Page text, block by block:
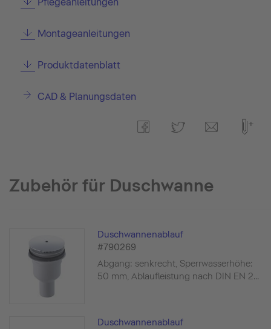
Montageanleitungen
Produktdatenblatt
CAD & Planungsdaten
Zubehör für Duschwanne
Duschwannenablauf
#790269
Abgang: senkrecht, Sperrwasserhöhe:
50 mm, Ablaufleistung nach DIN EN 2...
Duschwannenablauf